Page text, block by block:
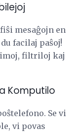
mesaĝojn en
facilaj paŝoj!
filtriloj kaj
Komputilo
Se vi
vi povas